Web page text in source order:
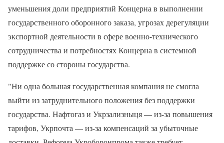
уменьшения доли предприятий Концерна в выполнении
государственного оборонного заказа, угрозах дерегуляции
экспортной деятельности в сфере военно-технического
сотрудничества и потребностях Концерна в системной
поддержке со стороны государства.
"Ни одна большая государственная компания не смогла
выйти из затруднительного положения без поддержки
государства. Нафтогаз и Укрзализныця — из-за повышения
тарифов, Укрпочта — из-за компенсаций за убыточные